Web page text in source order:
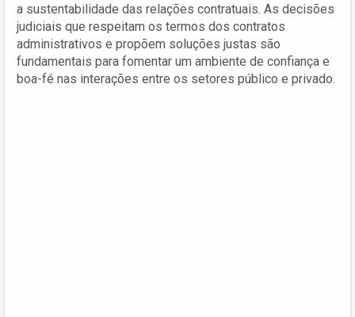
a sustentabilidade das relações contratuais. As decisões
judiciais que respeitam os termos dos contratos
administrativos e propõem soluções justas são
fundamentais para fomentar um ambiente de confiança e
boa-fé nas interações entre os setores público e privado.